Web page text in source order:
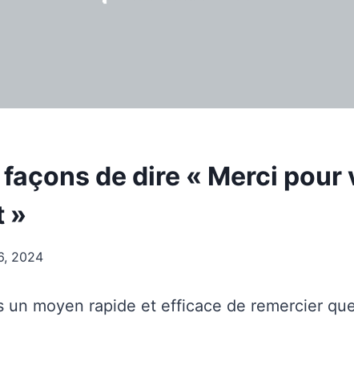
façons de dire « Merci pour
»
2024
un moyen rapide et efficace de remercier